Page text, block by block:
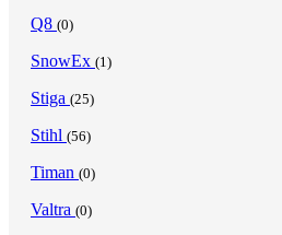
Q8 (0)
SnowEx (1)
Stiga (25)
Stihl (56)
Timan (0)
Valtra (0)